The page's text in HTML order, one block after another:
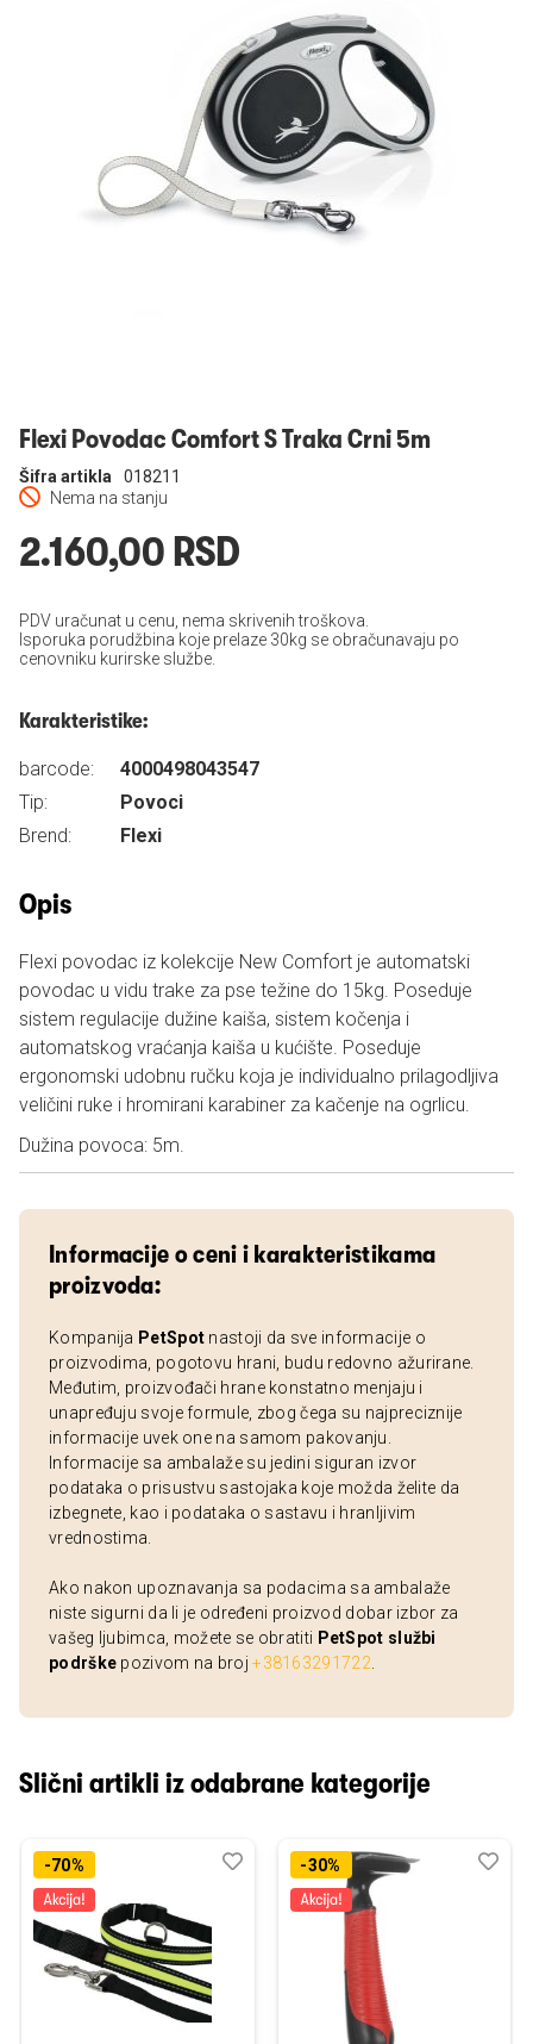
Flexi Povodac Comfort S Traka Crni 5m
Nema na stanju
Šifra artikla 018211
2.160,00 RSD
PDV uračunat u cenu, nema skrivenih troškova.
Isporuka porudžbina koje prelaze 30kg se obračunavaju po
cenovniku kurirske službe.
Karakteristike:
barcode:
4000498043547
Tip:
Povoci
Brend:
Flexi
Opis
Flexi povodac iz kolekcije New Comfort je automatski
povodac u vidu trake za pse težine do 15kg. Poseduje
sistem regulacije dužine kaiša, sistem kočenja i
automatskog vraćanja kaiša u kućište. Poseduje
ergonomski udobnu ručku koja je individualno prilagodljiva
veličini ruke i hromirani karabiner za kačenje na ogrlicu.
Dužina povoca: 5m.
Informacije o ceni i karakteristikama
proizvoda:
Kompanija PetSpot nastoji da sve informacije o
proizvodima, pogotovu hrani, budu redovno ažurirane.
Međutim, proizvođači hrane konstatno menjaju i
unapređuju svoje formule, zbog čega su najpreciznije
informacije uvek one na samom pakovanju.
Informacije sa ambalaže su jedini siguran izvor
podataka o prisustvu sastojaka koje možda želite da
izbegnete, kao i podataka o sastavu i hranljivim
vrednostima.
Ako nakon upoznavanja sa podacima sa ambalaže
niste sigurni da li je određeni proizvod dobar izbor za
vašeg ljubimca, možete se obratiti PetSpot službi
podrške pozivom na broj+38163291722
Slični artikli iz odabrane kategorije
-70%
Dodaj
Uporedi-30%